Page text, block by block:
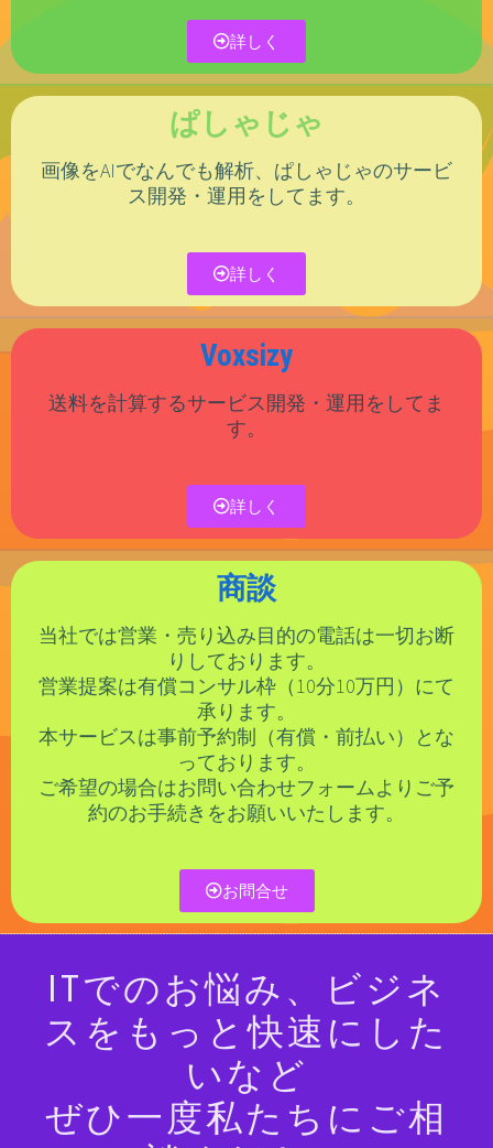
詳しく
ぱしゃじゃ
画像をAIでなんでも解析、ぱしゃじゃのサービ
ス開発・運用をしてます。
詳しく
Voxsizy
送料を計算するサービス開発・運用をしてま
す。
詳しく
商談
当社では営業・売り込み目的の電話は一切お断
りしております。
営業提案は有償コンサル枠（10分10万円）にて
承ります。
本サービスは事前予約制（有償・前払い）とな
っております。
ご希望の場合はお問い合わせフォームよりご予
約のお手続きをお願いいたします。
お問合せ
ITでのお悩み、ビジネ
スをもっと快速にした
いなど
ぜひ一度私たちにご相